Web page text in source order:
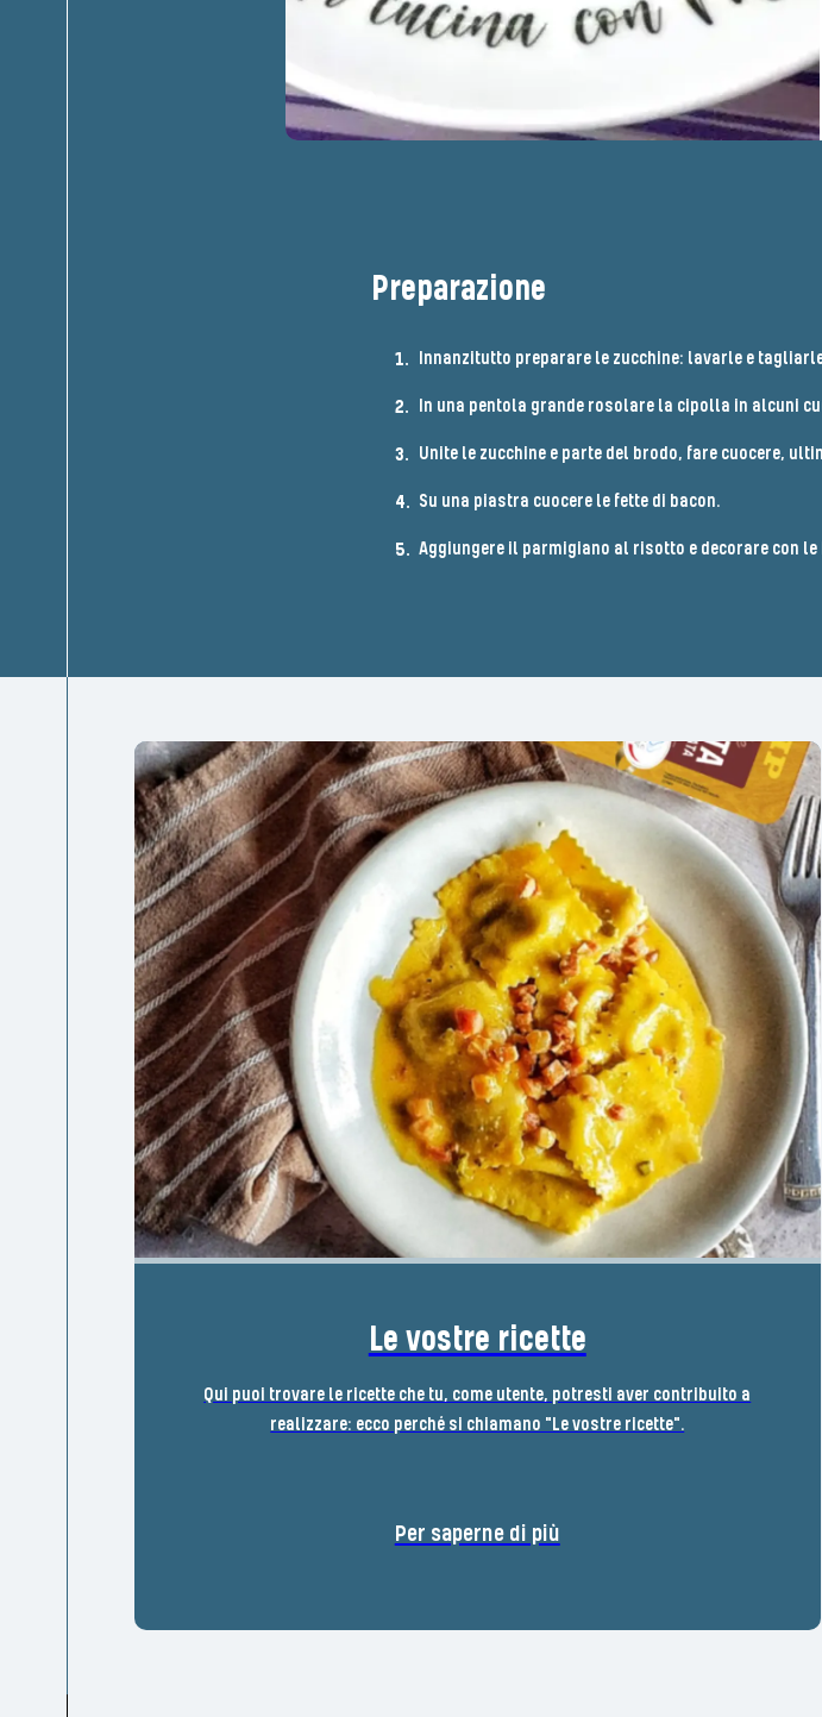
Preparazione
Innanzitutto preparare le zucchine: lavarle e
In una pentola grande rosolare la cipolla in alcuni
Unite le zucchine e parte del brodo, fare cuocere,
Su una piastra cuocere le fette di bacon.​
Aggiungere il parmigiano al risotto e decorare con le
Le vostre ricette
Qui puoi trovare le ricette che tu, come utente, potresti aver contribuito a
realizzare: ecco perché si chiamano "Le vostre ricette".
Per saperne di più